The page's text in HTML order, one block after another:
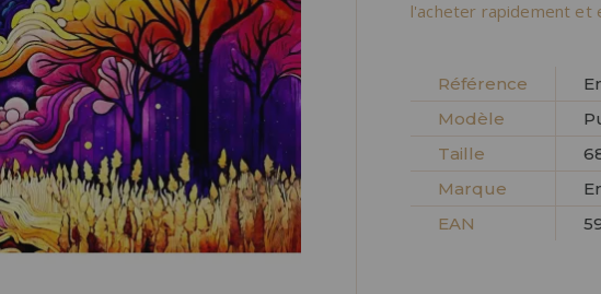
Allez-y! Nous vous
l'acheter rapidement et
Référence
Modèle
Taille
Marque
EAN